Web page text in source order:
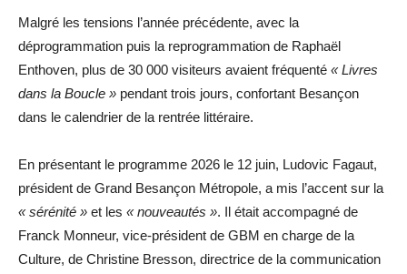
Malgré les tensions l’année précédente, avec la
déprogrammation puis la reprogrammation de Raphaël
Enthoven, plus de 30 000 visiteurs avaient fréquenté « Livres
dans la Boucle » pendant trois jours, confortant Besançon
dans le calendrier de la rentrée littéraire.
En présentant le programme 2026 le 12 juin, Ludovic Fagaut,
président de Grand Besançon Métropole, a mis l’accent sur la
« sérénité » et les « nouveautés ». Il était accompagné de
Franck Monneur, vice-président de GBM en charge de la
Culture, de Christine Bresson, directrice de la communication